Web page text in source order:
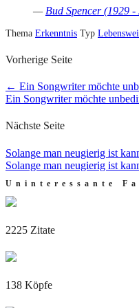
— Bud Spencer (1929 -
Thema Erkenntnis Typ
Vorherige Seite
← Ein Songwriter möchte
Ein Songwriter möchte
Nächste Seite
Solange man neugierig ist
Solange man neugierig ist
Uninteressante
2225 Zitate
138 Köpfe